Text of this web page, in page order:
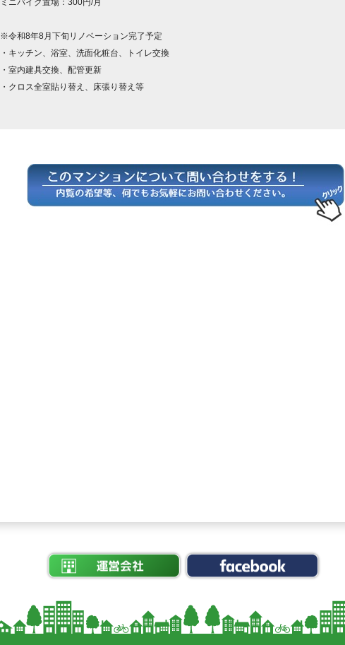
※令和8年8月下旬リノベーション完了予定
・キッチン、浴室、洗面化粧台、トイレ交換
・室内建具交換、配管更新
・クロス全室貼り替え、床張り替え等